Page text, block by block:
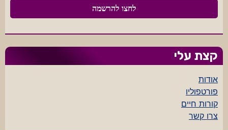
קצת עלי
אודות
פורטפוליו
קורות חיים
צרו קשר